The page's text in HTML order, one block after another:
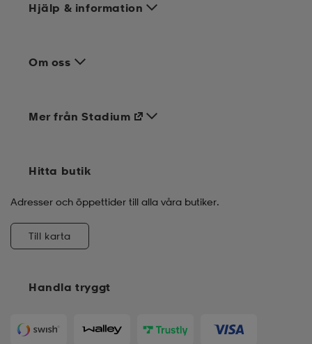
Hjälp & information
Om oss
Handla tryggt
Mer från Stadium
Hitta butik
Adresser och öppettider till alla våra butiker.
Till karta